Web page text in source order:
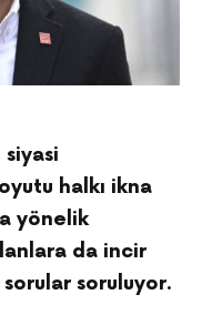
siyasi
halkı ikna
yönelik
da incir
soruluyor.